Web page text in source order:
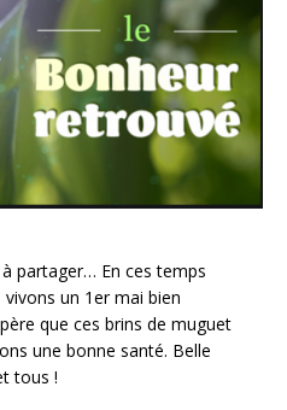
à partager… En ces temps
un 1er mai bien
que ces brins de muguet
une bonne santé. Belle
tous !